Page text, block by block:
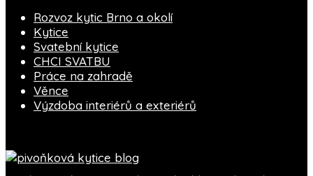
Rozvoz kytic Brno a okolí
Kytice
Svatební kytice
CHCI SVATBU
Práce na zahradě
Věnce
Výzdoba interiérů a exteriérů